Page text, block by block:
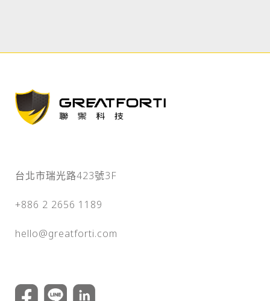
台北市瑞光路423號3F
+886 2 2656 1189
hello@greatforti.com